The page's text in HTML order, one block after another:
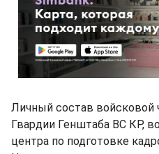
Личный состав войсковой
Гвардии Генштаба ВС КР,
центра по подготовке